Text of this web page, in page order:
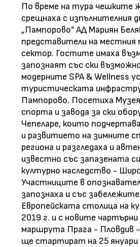
По време на тура чешките
срещнаха с изпълнителния
„Пампорово" АД Мариян
представители на местния
сектор. Гостите имаха
запознаят със ски
модерните SPA & Wellness
туристическата
Пампорово. Посетиха
спорта и завода за ски
Чепеларе, които
и развитието на зимните
региона и разгледаха и
известно със запазената
културно наследство -
Участниците в
запознаха и със
Европейската столица на
2019 г. и с новите
маршрута Прага - Пловдив
ще стартират на 25 януари